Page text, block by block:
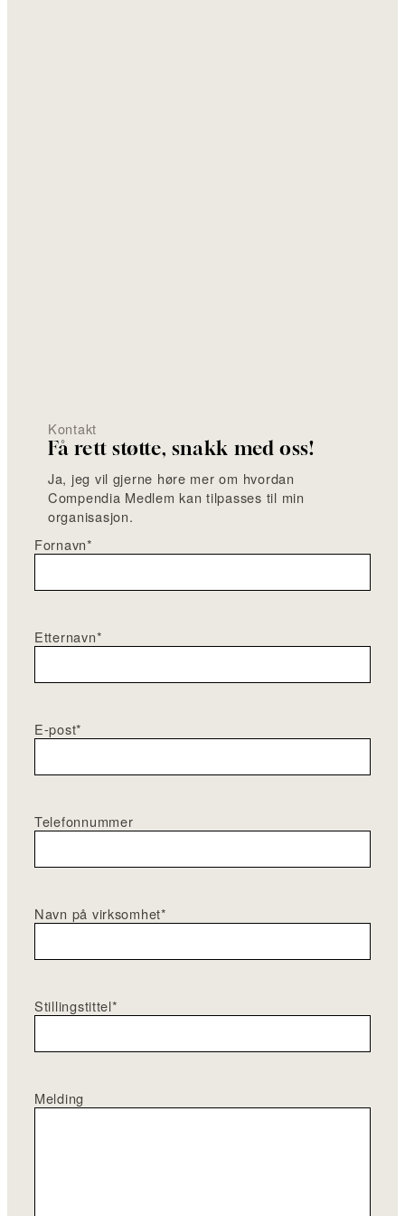
Kontakt
Få rett støtte, snakk med oss!
Ja, jeg vil gjerne høre mer om hvordan
Compendia Medlem kan tilpasses til min
organisasjon.
Fornavn*
Etternavn*
E-post*
Telefonnummer
Navn på virksomhet*
Stillingstittel*
Melding